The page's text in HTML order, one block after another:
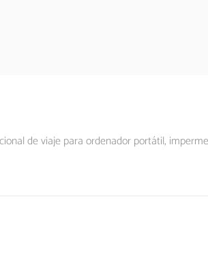
de viaje para ordenador portátil,